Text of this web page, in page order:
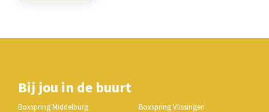
Bij jou in de buurt
Boxspring Middelburg
Boxspring Vlissingen